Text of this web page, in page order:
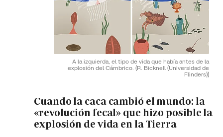
A la izquierda, el tipo de vida que había antes de la
explosión del Cámbrico. (R. Bicknell (Universidad de
Flinders))
Cuando la caca cambió el mundo: la
«revolución fecal» que hizo posible la
explosión de vida en la Tierra